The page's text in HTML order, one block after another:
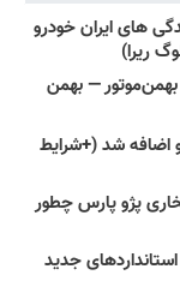
های ایران خودرو
ریرا)
— بهمن
اضافه شد (+شرایط
پژو پارس چطور
جدید